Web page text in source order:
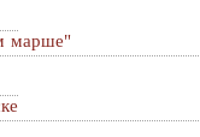
марше"